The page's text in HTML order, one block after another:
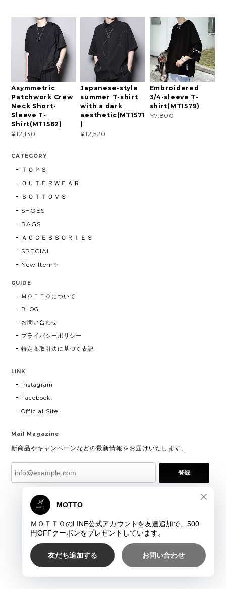
Asymmetric
Patchwork Crew
Neck Short-
Sleeve T-
Shirt(MT1562)
¥12,130
Japanese-style
summer T-shirt
with a dark
aesthetic(MT1571
)
¥12,520
Embroidered
3/4-sleeve T-
shirt(MT1579)
¥7,800
CATEGORY
ＴＯＰＳ
ＯＵＴＥＲＷＥＡＲ
ＢＯＴＴＯＭＳ
SHOES
BAGS
ＡＣＣＥＳＳＯＲＩＥＳ
SPECIAL
New Item✨
GUIDE
ＭＯＴＴＯについて
BLOG
お問い合わせ
プライバシーポリシー
特定商取引法に基づく表記
LINK
Instagram
Facebook
Official Site
Mail Magazine
新商品やキャンペーンなどの最新情報をお届けいたします。
登録